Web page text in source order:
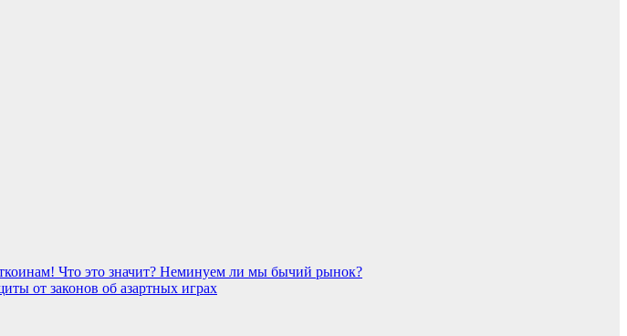
Что это значит? Неминуем ли мы бычий рынок?
от законов об азартных играх